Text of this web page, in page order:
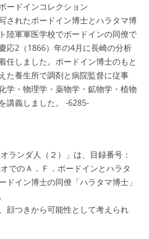
ドインコレクション
されたボードイン博士とハラタマ博
陸軍軍医学校でボードインの同僚で
応2（1866）年の4月に長崎の分析
任しました。ボードイン博士のもと
た養生所で調剤と病院監督に従事
学・物理学・薬物学・鉱物学・植物
講義しました。 -6285-
ランダ人（２）」は、目録番号：
でのＡ．Ｆ．ボードインとハラタ
ドイン博士の同僚「ハラタマ博士」
顔つきから可能性として考えられ